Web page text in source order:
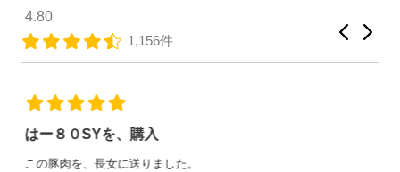
4.80
1,156件
兄姉達が大喜び
4軒の兄姉夫婦達に、お中元として贈りました。宮城県までだ